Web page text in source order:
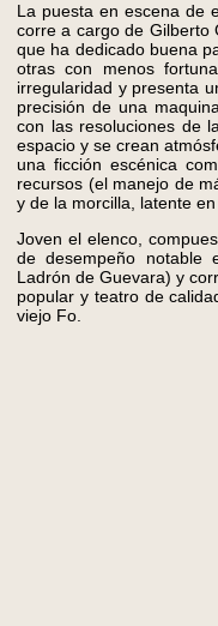
La puesta en escena de
corre a cargo de Gilberto
que ha dedicado buena
otras con menos
irregularidad y presenta
precisión de una
con las resoluciones de
espacio y se crean
una ficción escénica
recursos (el manejo de
y de la morcilla, latente
Joven el elenco,
de desempeño notable
Ladrón de Guevara) y
popular y teatro de
viejo Fo.